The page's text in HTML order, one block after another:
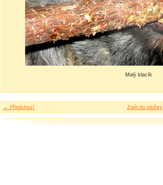
Malý klacík
← Předchozí Zpět do složky